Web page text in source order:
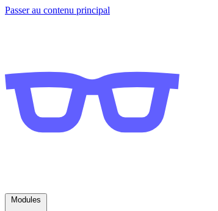
Passer au contenu principal